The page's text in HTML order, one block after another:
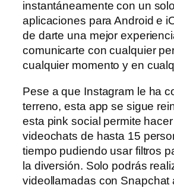
instantáneamente con un
aplicaciones para Android e
de darte una mejor
comunicarte con cualquier
cualquier momento y en
Pese a que Instagram le ha
terreno, esta app se sigue
esta pink social permite
videochats de hasta 15
tiempo pudiendo usar filtros
la diversión. Solo podrás
videollamadas con Snapchat